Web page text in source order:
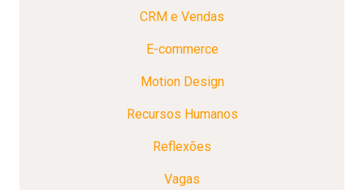
CRM e Vendas
E-commerce
Motion Design
Recursos Humanos
Reflexões
Vagas